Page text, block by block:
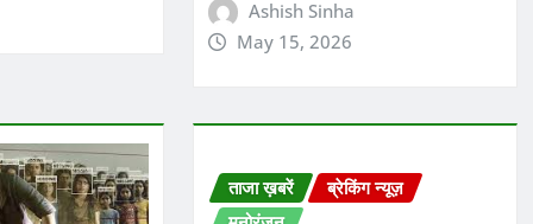
Ashish Sinha
May 15, 2026
ताजा ख़बरें
ब्रेकिंग न्यूज़